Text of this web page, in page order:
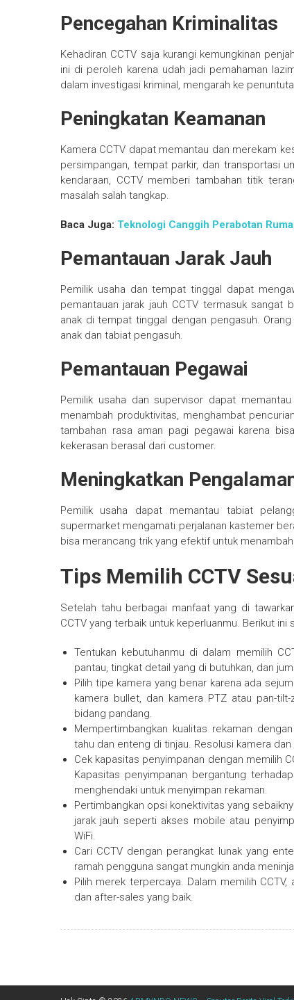
Pencegahan Kriminalitas
Kehadiran CCTV saja kurangi kemungkinan
ini di peroleh karena udah jadi pemahaman
dalam investigasi kriminal, mengarah ke
Peningkatan Keamanan
Kamera CCTV dapat memantau dan merekam
persimpangan, tempat parkir, dan transportasi
kendaraan, CCTV memberi tambahan titik
masalah salah tangkap.
Baca Juga: Teknologi Canggih Perabotan
Pemantauan Jarak Jauh
Pemilik usaha dan tempat tinggal dapat
pemantauan jarak jauh CCTV termasuk
anak di tempat tinggal dengan pengasuh.
anak dan tabiat pengasuh.
Pemantauan Pegawai
Pemilik usaha dan supervisor dapat memantau
menambah produktivitas, menghambat
tambahan rasa aman pagi pegawai karena
kekerasan berasal dari customer.
Meningkatkan
Pemilik usaha dapat memantau tabiat
supermarket mengamati perjalanan kastemer
bisa merancang trik yang efektif untuk
Tips Memilih CCTV
Setelah tahu berbagai manfaat yang di
CCTV yang terbaik untuk keperluanmu. Berikut
Tentukan kebutuhanmu di dalam memilih
pantau, tingkat detail yang di butuhkan, dan
Pilih tipe kamera yang benar karena ada
kamera bullet, dan kamera PTZ atau pan-
bidang pandang.
Mempertimbangkan kualitas rekaman
tahu dan enteng di tinjau. Resolusi kamera
Cek kapasitas penyimpanan dengan memilih
Kapasitas penyimpanan bergantung
menghendaki untuk menyimpan rekaman.
Pertimbangkan opsi konektivitas yang
jarak jauh seperti akses mobile atau
WiFi.
Cari CCTV dengan perangkat lunak yang
ramah pengguna sangat mungkin anda
Pilih merek terpercaya. Dalam memilih
dan after-sales yang baik.